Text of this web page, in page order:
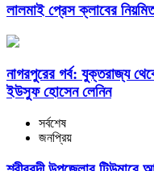
লালমাই প্রেস ক্লাবের
নাগরপুরের গর্ব: যুক্তরাজ্য
ইউসুফ হোসেন লেনিন
সর্বশেষ
জনপ্রিয়